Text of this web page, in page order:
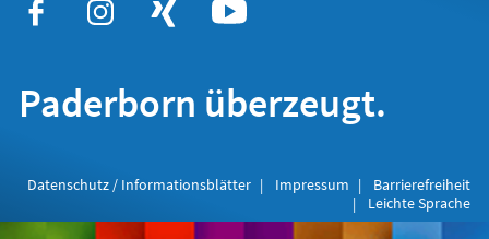
Paderborn überzeugt.
Datenschutz / Informationsblätter Impressum
Barrierefreiheit
Leichte Sprache